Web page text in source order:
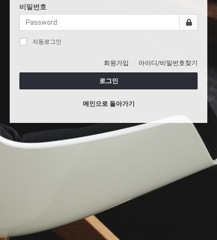
비밀번호
자동로그인
회원가입 아이디/비밀번호찾기
로그인
메인으로 돌아가기